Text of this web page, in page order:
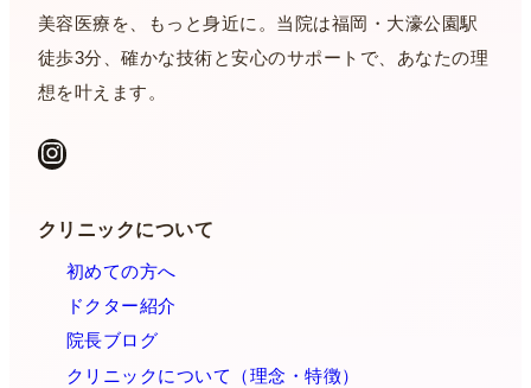
美容医療を、もっと身近に。当院は福岡・大濠公園駅
徒歩3分、確かな技術と安心のサポートで、あなたの理
想を叶えます。
Instagram
クリニックについて
初めての方へ
ドクター紹介
院長ブログ
クリニックについて（理念・特徴）